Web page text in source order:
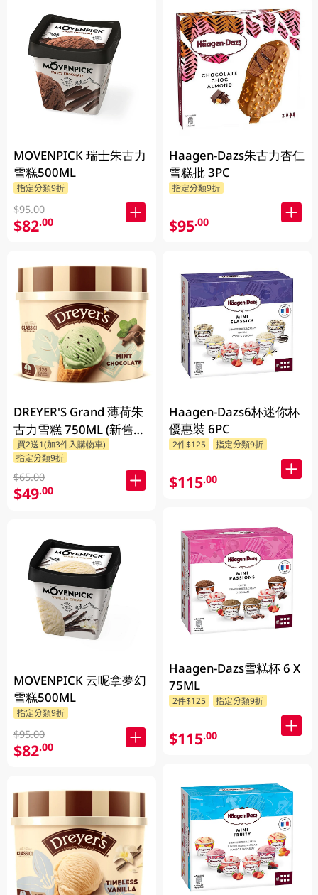
MOVENPICK 瑞士朱古力
雪糕500ML
指定分類9折
$95.00
$82.00
DREYER'S Grand 薄荷朱
古力雪糕 750ML (新舊包
裝隨機發貨)
買2送1(加3件入購物車)
指定分類9折
$65.00
$49.00
MOVENPICK 云呢拿夢幻
雪糕500ML
指定分類9折
$95.00
$82.00
Haagen-Dazs朱古力杏仁
雪糕批 3PC
指定分類9折
$95.00
Haagen-Dazs6杯迷你杯
優惠裝 6PC
2件$125 指定分類9折
$115.00
Haagen-Dazs雪糕杯 6 X
75ML
2件$125 指定分類9折
$115.00